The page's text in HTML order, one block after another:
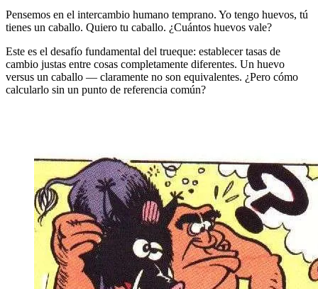
Pensemos en el intercambio humano temprano. Yo tengo huevos, tú
tienes un caballo. Quiero tu caballo. ¿Cuántos huevos vale?
Este es el desafío fundamental del trueque: establecer tasas de
cambio justas entre cosas completamente diferentes. Un huevo
versus un caballo — claramente no son equivalentes. ¿Pero cómo
calcularlo sin un punto de referencia común?